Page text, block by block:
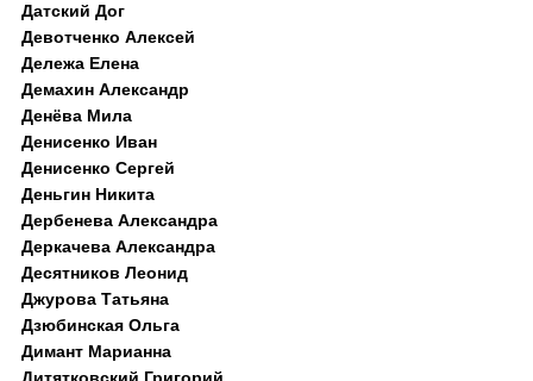
Датский Дог
Девотченко Алексей
Дележа Елена
Демахин Александр
Денёва Мила
Денисенко Иван
Денисенко Сергей
Деньгин Никита
Дербенева Александра
Деркачева Александра
Десятников Леонид
Джурова Татьяна
Дзюбинская Ольга
Димант Марианна